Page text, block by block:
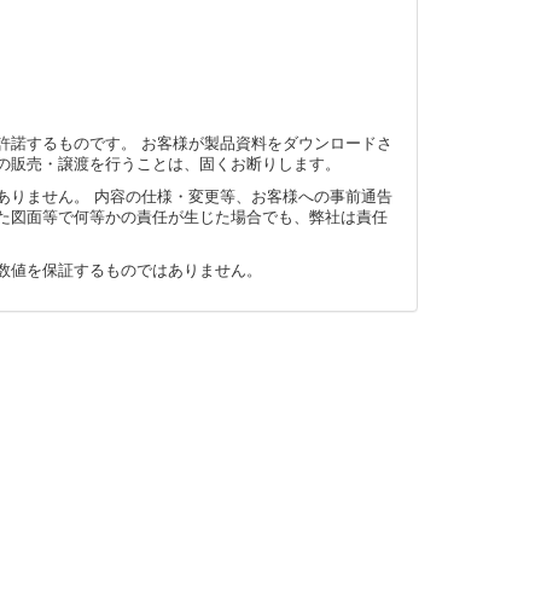
するものです。 お客様が製品資料をダウンロードさ
売・譲渡を行うことは、固くお断りします。
ません。 内容の仕様・変更等、お客様への事前通告
面等で何等かの責任が生じた場合でも、弊社は責任
を保証するものではありません。